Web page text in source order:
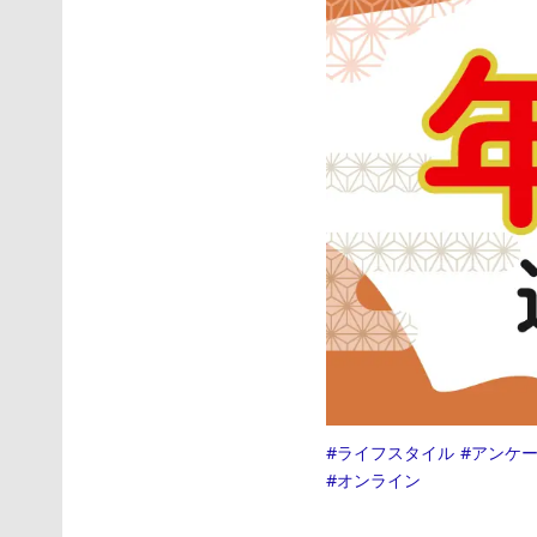
ライフスタイル
アンケ
オンライン